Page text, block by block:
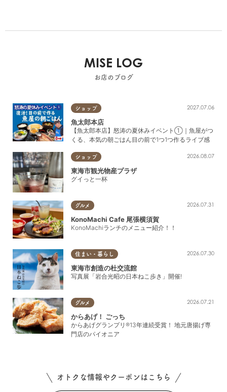
MISE LOG
お店のブログ
ショップ 2027.07.06
魚太郎本店
【魚太郎本店】怒涛の夏休みイベント①｜魚屋がつ
くる、本気の朝ごはん目の前で1つ1つ作るライブ感
ショップ 2026.08.07
東海市観光物産プラザ
グイっと一杯
グルメ 2026.07.31
KonoMachi Cafe 尾張横須賀
KonoMachiランチのメニュー紹介！！
住まい・暮らし 2026.07.30
東海市創造の杜交流館
写真展「岩合光昭の日本ねこ歩き」開催!
グルメ 2026.07.21
からあげ！ ごっち
からあげグランプリ®13年連続受賞！ 地元唐揚げ専
門店のパイオニア
オトクな情報やクーポンはこちら